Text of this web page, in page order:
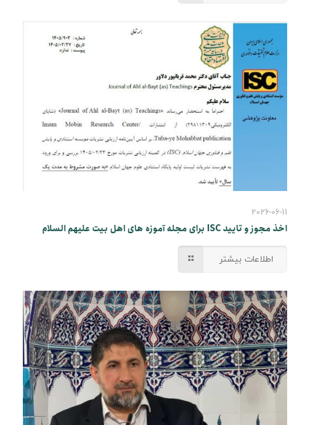
2026-06-11
اخذ مجوز و تایید ISC برای مجله آموزه های اهل بیت علیهم السلام
اطلاعات بیشتر